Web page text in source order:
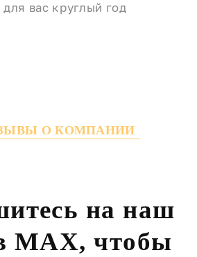
вас круглый год
О КОМПАНИИ
на наш
MAX, чтобы